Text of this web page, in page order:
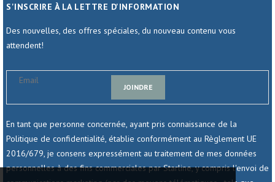
S'INSCRIRE À LA LETTRE D'INFORMATION
Des nouvelles, des offres spéciales, du nouveau contenu vous
attendent!
JOINDRE
En tant que personne concernée, ayant pris connaissance de la
Politique de confidentialité, établie conformément au Règlement UE
2016/679, je consens expressément au traitement de mes données
personnelles à des fins commerciales par Starline, y compris l'envoi de